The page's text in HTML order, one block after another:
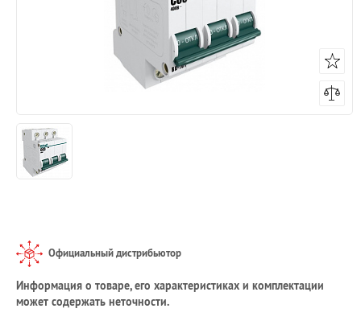
Официальный дистрибьютор
Информация о товаре, его характеристиках и комплектации
может содержать неточности.